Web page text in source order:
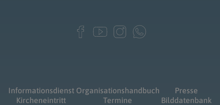
Informationsdienst
Kircheneintritt
Organisationshandbuch
Termine
Presse
Bilddatenbank